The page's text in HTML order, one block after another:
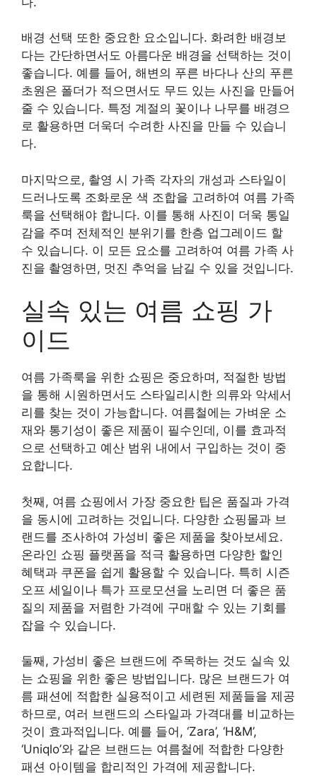
배경 선택 또한 중요한 요소입니다. 화려한 배경보
다는 간단하면서도 아름다운 배경을 선택하는 것이
좋습니다. 예를 들어, 해변의 푸른 바다나 산의 푸른
초원은 폴더가 적으면서도 무드 있는 사진을 만들어
줄 수 있습니다. 특정 계절의 꽃이나 나무를 배경으
로 활용하면 더욱더 수려한 사진을 만들 수 있습니
다.
마지막으로, 촬영 시 가족 각자의 개성과 스타일이
드러나도록 조화로운 색 조합을 고려하여 여름 가족
룩을 선택해야 합니다. 이를 통해 사진이 더욱 통일
감을 주며 전체적인 분위기를 한층 업그레이드 할
수 있습니다. 이 모든 요소를 고려하여 여름 가족 사
진을 촬영하면, 멋진 추억을 남길 수 있을 것입니다.
실속 있는 여름 쇼핑 가
이드
여름 가족룩을 위한 쇼핑은 중요하며, 적절한 방법
을 통해 시원하면서도 스타일리시한 의류와 악세서
리를 찾는 것이 가능합니다. 여름철에는 가벼운 소
재와 통기성이 좋은 제품이 필수인데, 이를 효과적
으로 선택하고 예산 범위 내에서 구입하는 것이 중
요합니다.
첫째, 여름 쇼핑에서 가장 중요한 팁은 품질과 가격
을 동시에 고려하는 것입니다. 다양한 쇼핑몰과 브
랜드를 조사하여 가성비 좋은 제품을 찾아보세요.
온라인 쇼핑 플랫폼을 적극 활용하면 다양한 할인
혜택과 쿠폰을 쉽게 활용할 수 있습니다. 특히 시즌
오프 세일이나 특가 프로모션을 노리면 더 좋은 품
질의 제품을 저렴한 가격에 구매할 수 있는 기회를
잡을 수 있습니다.
둘째, 가성비 좋은 브랜드에 주목하는 것도 실속 있
는 쇼핑을 위한 좋은 방법입니다. 많은 브랜드가 여
름 패션에 적합한 실용적이고 세련된 제품들을 제공
하므로, 여러 브랜드의 스타일과 가격대를 비교하는
것이 효과적입니다. 예를 들어, ‘Zara’, ‘H&M’,
‘Uniqlo’와 같은 브랜드는 여름철에 적합한 다양한
패션 아이템을 합리적인 가격에 제공합니다.